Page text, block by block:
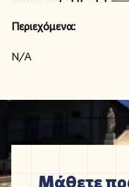
Περιεχόμενα:
N/A
Μάθετε